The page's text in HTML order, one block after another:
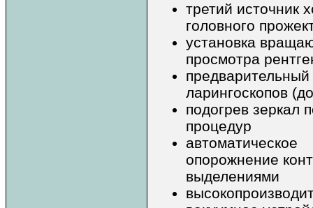
третий источник
головного
установка
просмотра
предварительный
ларингоскопов
подогрев зеркал
процедур
автоматическое
опорожнение
выделениями